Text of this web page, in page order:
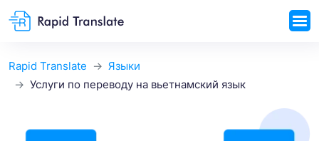
Rapid Translate
Языки
Услуги по переводу на вьетнамский язык